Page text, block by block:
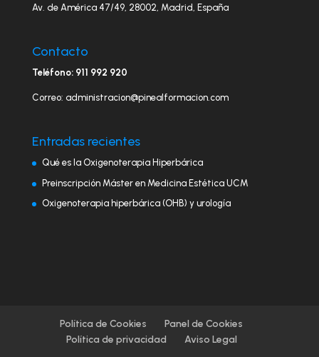
Av. de América 47/49, 28002, Madrid, España
Contacto
Teléfono: 911 992 920
Correo: administracion@pinealformacion.com
Entradas recientes
Qué es la Oxigenoterapia Hiperbárica
Preinscripción Máster en Medicina Estética UCM
Oxigenoterapia hiperbárica (OHB) y urología
Política de Cookies
Panel de Cookies
Política de privacidad
Aviso Legal